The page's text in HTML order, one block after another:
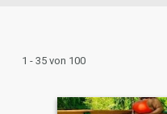
1 - 35 von 100